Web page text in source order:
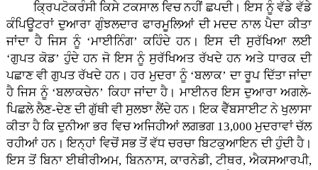
ਕ੍ਰਿਪਟੋਕਰੰਸੀ ਕਿਸੇ ਟਕਸਾਲ ਵਿਚ ਨਹੀਂ ਛਪਦੀ। ਇਸ ਨੂੰ ਵੱਡੇ ਵੱਡੇ
ਕੰਪਿਊਟਰਾਂ ਦੁਆਰਾ ਗੁੰਝਲਦਾਰ ਫਾਰਮੂਲਿਆਂ ਦੀ ਮਦਦ ਨਾਲ ਪੈਦਾ ਕੀਤਾ
ਜਾਂਦਾ ਹੈ ਜਿਸ ਨੂੰ ‘ਮਾਈਨਿੰਗ’ ਕਹਿੰਦੇ ਹਨ। ਇਸ ਦੀ ਸੁਰੱਖਿਆ ਲਈ
‘ਗੁਪਤ ਕੋਡ’ ਹੁੰਦੇ ਹਨ ਜੋ ਇਸ ਨੂੰ ਸੁਰੱਖਿਅਤ ਰੱਖਦੇ ਹਨ ਅਤੇ ਧਾਰਕ ਦੀ
ਪਛਾਣ ਵੀ ਗੁਪਤ ਰੱਖਦੇ ਹਨ। ਹਰ ਮੁਦਰਾ ਨੂੰ ‘ਬਲਾਕ’ ਦਾ ਰੂਪ ਦਿੱਤਾ ਜਾਂਦਾ
ਹੈ ਜਿਸ ਨੂੰ ‘ਬਲਾਕਚੇਨ’ ਕਿਹਾ ਜਾਂਦਾ ਹੈ। ਮਾਈਨਰ ਇਸ ਦੁਆਰਾ ਅਗਲੇ-
ਪਿਛਲੇ ਲੈਣ-ਦੇਣ ਦੀ ਗੁੱਥੀ ਵੀ ਸੁਲਝਾ ਲੈਂਦੇ ਹਨ। ਇਕ ਵੈੱਬਸਾਈਟ ਨੇ ਖੁਲਾਸਾ
ਕੀਤਾ ਹੈ ਕਿ ਦੁਨੀਆ ਭਰ ਵਿਚ ਅਜਿਹੀਆਂ ਲਗਭਗ 13,000 ਮੁਦਰਾਵਾਂ ਚੱਲ
ਰਹੀਆਂ ਹਨ। ਇਨ੍ਹਾਂ ਵਿਚੋਂ ਸਭ ਤੋਂ ਵੱਧ ਚਰਚਾ ਬਿਟਕੁਆਇਨ ਦੀ ਹੁੰਦੀ ਹੈ।
ਇਸ ਤੋਂ ਬਿਨਾ ਈਥੀਰੀਅਮ, ਬਿਨਨਾਸ, ਕਾਰਨੇਡੀ, ਟੀਥਰ, ਐਕਸਆਰਪੀ,